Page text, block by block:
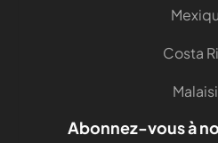
Costa
Abonnez-vous à